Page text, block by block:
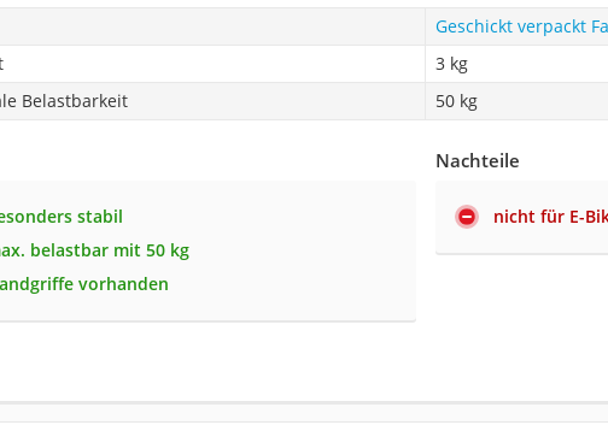
Geschickt verpackt
3 kg
Belastbarkeit
50 kg
stabil
belastbar mit 50 kg
vorhanden
Nachteile
nicht für E-